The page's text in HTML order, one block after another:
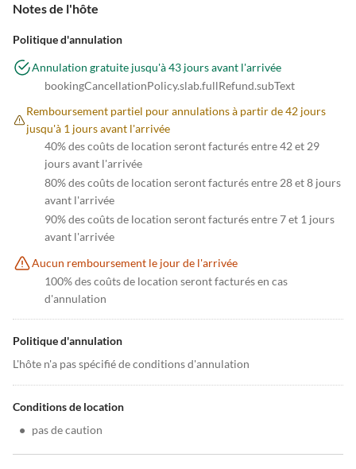
Notes de l'hôte
Politique d'annulation
Annulation gratuite jusqu'à 43 jours avant l'arrivée
bookingCancellationPolicy.slab.fullRefund.subText
Remboursement partiel pour annulations à partir de 42 jours
jusqu'à 1 jours avant l'arrivée
40% des coûts de location seront facturés entre 42 et 29
jours avant l'arrivée
80% des coûts de location seront facturés entre 28 et 8 jours
avant l'arrivée
90% des coûts de location seront facturés entre 7 et 1 jours
avant l'arrivée
Aucun remboursement le jour de l'arrivée
100% des coûts de location seront facturés en cas
d'annulation
Politique d'annulation
L'hôte n'a pas spécifié de conditions d'annulation
Conditions de location
• pas de caution